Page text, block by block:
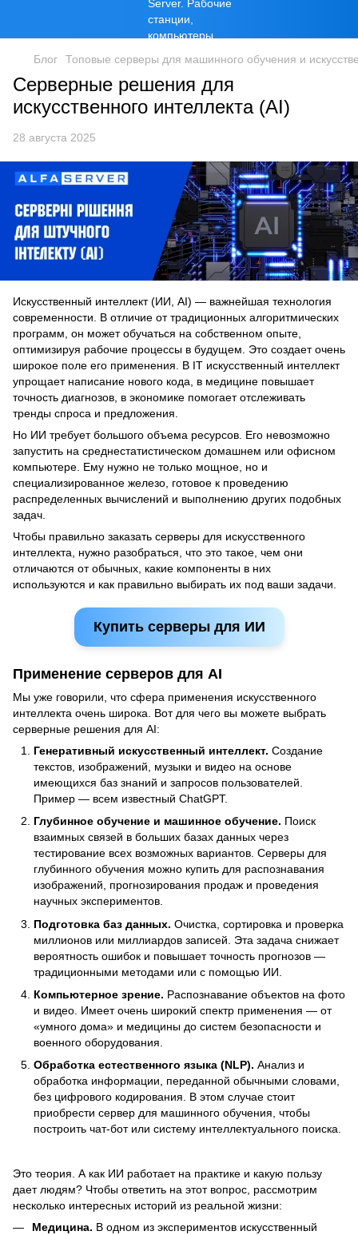
Блог Топовые серверы для машинного обучения и
Серверные решения для
искусственного интеллекта (AI)
28 августа 2025
Искусственный интеллект (ИИ, AI) — важнейшая технология
современности. В отличие от традиционных алгоритмических
программ, он может обучаться на собственном опыте,
оптимизируя рабочие процессы в будущем. Это создает очень
широкое поле его применения. В IT искусственный интеллект
упрощает написание нового кода, в медицине повышает
точность диагнозов, в экономике помогает отслеживать
тренды спроса и предложения.
Но ИИ требует большого объема ресурсов. Его невозможно
запустить на среднестатистическом домашнем или офисном
компьютере. Ему нужно не только мощное, но и
специализированное железо, готовое к проведению
распределенных вычислений и выполнению других подобных
задач.
Чтобы правильно заказать серверы для искусственного
интеллекта, нужно разобраться, что это такое, чем они
отличаются от обычных, какие компоненты в них
используются и как правильно выбирать их под ваши задачи.
Купить серверы для ИИ
Применение серверов для AI
Мы уже говорили, что сфера применения искусственного
интеллекта очень широка. Вот для чего вы можете выбрать
серверные решения для AI:
Генеративный искусственный интеллект. Создание
текстов, изображений, музыки и видео на основе
имеющихся баз знаний и запросов пользователей.
Пример — всем известный ChatGPT.
Глубинное обучение и машинное обучение. Поиск
взаимных связей в больших базах данных через
тестирование всех возможных вариантов. Серверы для
глубинного обучения можно купить для распознавания
изображений, прогнозирования продаж и проведения
научных экспериментов.
Подготовка баз данных. Очистка, сортировка и проверка
миллионов или миллиардов записей. Эта задача снижает
вероятность ошибок и повышает точность прогнозов —
традиционными методами или с помощью ИИ.
Компьютерное зрение. Распознавание объектов на фото
и видео. Имеет очень широкий спектр применения — от
«умного дома» и медицины до систем безопасности и
военного оборудования.
Обработка естественного языка (NLP). Анализ и
обработка информации, переданной обычными словами,
без цифрового кодирования. В этом случае стоит
приобрести сервер для машинного обучения, чтобы
построить чат-бот или систему интеллектуального поиска.
Это теория. А как ИИ работает на практике и какую пользу
дает людям? Чтобы ответить на этот вопрос, рассмотрим
несколько интересных историй из реальной жизни:
Медицина. В одном из экспериментов искусственный